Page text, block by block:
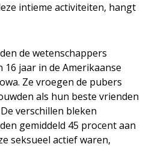
intieme activiteiten, hangt
de wetenschappers
jaar in de Amerikaanse
Ze vroegen de pubers
als hun beste vrienden
verschillen bleken
gemiddeld 45 procent aan
seksueel actief waren,